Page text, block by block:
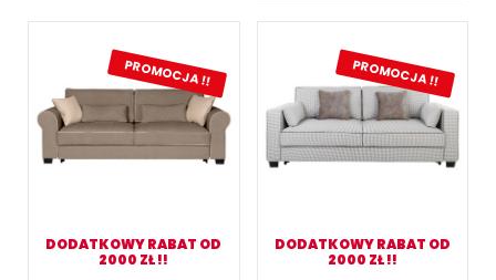
PROMOCJA !!
DODATKOWY RABAT OD
2000 ZŁ !!
PROMOCJA !!
DODATKOWY RABAT OD
2000 ZŁ !!